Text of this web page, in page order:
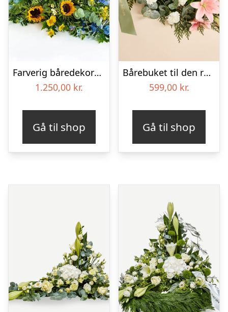
Farverig båredekoration i gul og blå – Blomster til begravelse
1.250,00 kr.
Gå til shop
Bårebuket til den rolige afsked med bånd
599,00 kr.
Gå til shop